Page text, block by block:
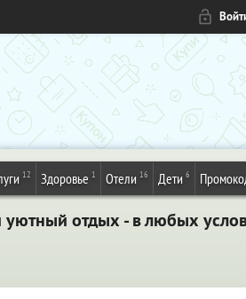
12 Здоровье 1 Отели 16 Дети 6
отдых - в любых